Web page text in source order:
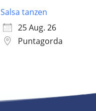
Salsa tanzen
25 Aug. 26
Puntagorda